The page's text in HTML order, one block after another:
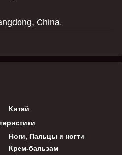
China.
Китай
Ноги, Пальцы и ногти
Крем-бальзам